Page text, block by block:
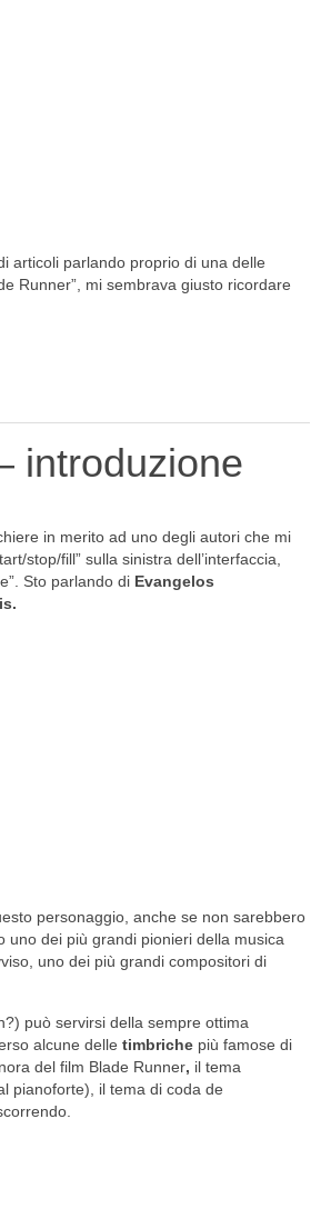
articoli parlando proprio di una delle
Runner”, mi sembrava giusto ricordare
introduzione
in merito ad uno degli autori che mi
stop/fill” sulla sinistra dell’interfaccia,
Sto parlando di Evangelos
personaggio, anche se non sarebbero
uno dei più grandi pionieri della musica
uno dei più grandi compositori di
può servirsi della sempre ottima
alcune delle timbriche più famose di
del film Blade Runner, il tema
pianoforte), il tema di coda de